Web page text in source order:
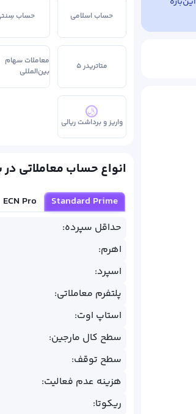
حساب اسلامی حساب
متاتریدر ۵
معاملات سهام
بین‌المللی
واریز و برداشت ریالی
انواع حساب معاملاتی
Standard Prime
ECN Pro
حداقل سپرده:
اهرم:
اسپرد:
پلتفرم معاملاتی:
استاپ اوت:
سطح کال مارجین:
سطح توقف:
هزینه عدم فعالیت:
ریکوتا: